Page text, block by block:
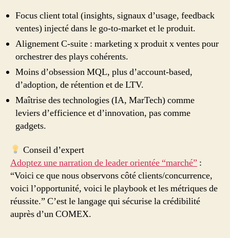
Focus client total (insights, signaux d’usage, feedback
ventes) injecté dans le go-to-market et le produit.
Alignement C-suite : marketing x produit x ventes pour
orchestrer des plays cohérents.
Moins d’obsession MQL, plus d’account-based,
d’adoption, de rétention et de LTV.
Maîtrise des technologies (IA, MarTech) comme
leviers d’efficience et d’innovation, pas comme
gadgets.
Conseil d’expert
Adoptez une narration de leader orientée “marché” :
“Voici ce que nous observons côté clients/concurrence,
voici l’opportunité, voici le playbook et les métriques de
réussite.” C’est le langage qui sécurise la crédibilité
auprès d’un COMEX.